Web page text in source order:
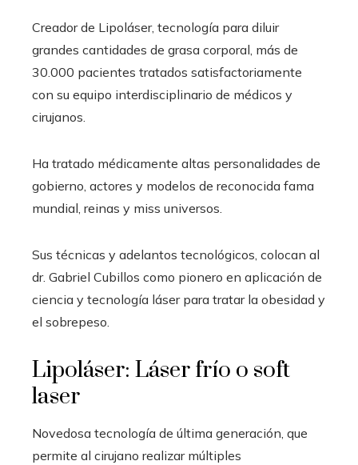
Creador de Lipoláser, tecnología para diluir
grandes cantidades de grasa corporal, más de
30.000 pacientes tratados satisfactoriamente
con su equipo interdisciplinario de médicos y
cirujanos.
Ha tratado médicamente altas personalidades de
gobierno, actores y modelos de reconocida fama
mundial, reinas y miss universos.
Sus técnicas y adelantos tecnológicos, colocan al
dr. Gabriel Cubillos como pionero en aplicación de
ciencia y tecnología láser para tratar la obesidad y
el sobrepeso.
Lipoláser: Láser frío o soft
laser
Novedosa tecnología de última generación, que
permite al cirujano realizar múltiples